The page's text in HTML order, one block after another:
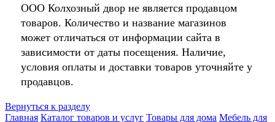
ООО Колхозный двор не является продавцом
товаров. Количество и название магазинов
может отличаться от информации сайта в
зависимости от даты посещения. Наличие,
условия оплаты и доставки товаров уточняйте у
продавцов.
Вернуться к разделу
Главная Каталог товаров и услуг Товары для дома Мебель для